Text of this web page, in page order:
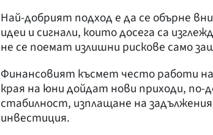
Най-добрият подход е да се обърне
идеи и сигнали, които досега са
не се поемат излишни рискове само
Финансовият късмет често работи
края на юни дойдат нови приходи, по-
стабилност, изплащане на
инвестиция.